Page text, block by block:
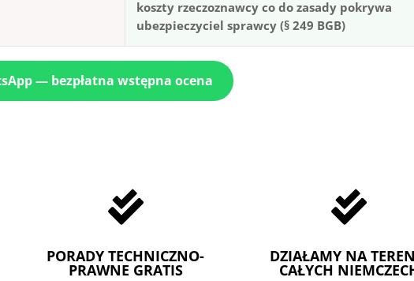
koszty rzeczoznawcy co do zasady pokrywa
ubezpieczyciel sprawcy (§ 249 BGB)
— bezpłatna wstępna ocena

PORADY TECHNICZNO-
PRAWNE GRATIS

DZIAŁAMY NA
CAŁYCH